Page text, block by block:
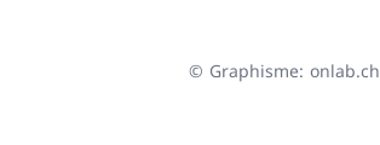
© Graphisme: onlab.ch